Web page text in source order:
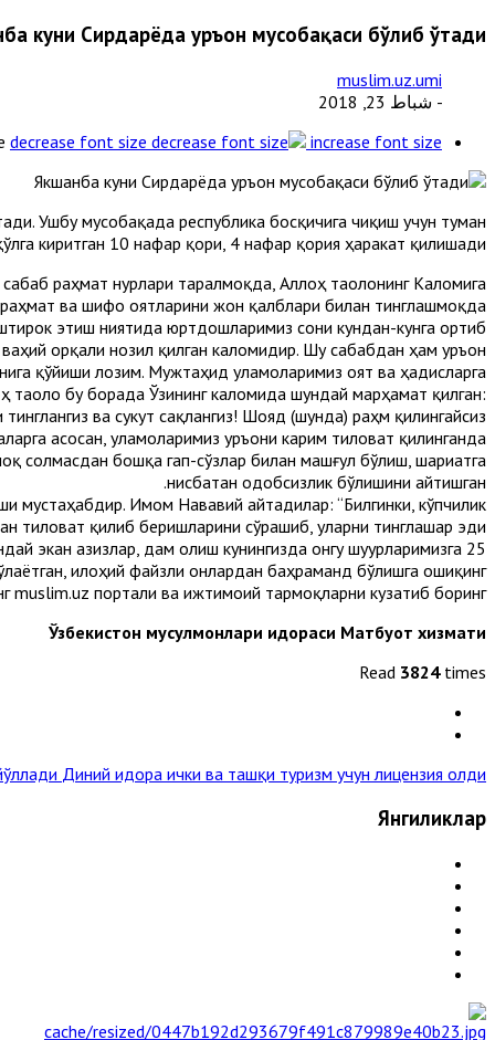
куни Сирдарёда Қуръон мусобақаси бўлиб ўтади
muslim.uz.umi
- شباط 23, 2018
decrease font size increase font size
Ушбу мусобақада республика босқичига чиқиш учун туман
киритган 10 нафар қори, 4 нафар қория ҳаракат қилишади.
раҳмат нурлари таралмоқда, Аллоҳ таолонинг Каломига
ва шифо оятларини жон қалблари билан тинглашмоқда.
этиш ниятида юртдошларимиз сони кундан-кунга ортиб
орқали нозил қилган каломидир. Шу сабабдан ҳам Қуръон
қўйиши лозим. Мужтаҳид уламоларимиз оят ва ҳадисларга
таоло бу борада Ўзининг каломида шундай марҳамат қилган:
тинглангиз ва сукут сақлангиз! Шояд (шунда) раҳм қилингайсиз!”.
асосан, уламоларимиз Қуръони карим тиловат қилинганда
солмасдан бошқа гап-сўзлар билан машғул бўлиш, шариатга
нисбатан одобсизлик бўлишини айтишган.
мустаҳабдир. Имом Нававий айтадилар: “Билгинки, кўпчилик
тиловат қилиб беришларини сўрашиб, уларни тинглашар эди”.
экан азизлар, дам олиш кунингизда онгу шуурларимизга
илоҳий файзли онлардан баҳраманд бўлишга ошиқинг.
muslim.uz портали ва ижтимоий тармоқларни кузатиб боринг.
Ўзбекистон мусулмонлари идораси Матбуот хизмати
Read 3824times
Диний идора ички ва ташқи туризм учун лицензия олди »
Янгиликлар